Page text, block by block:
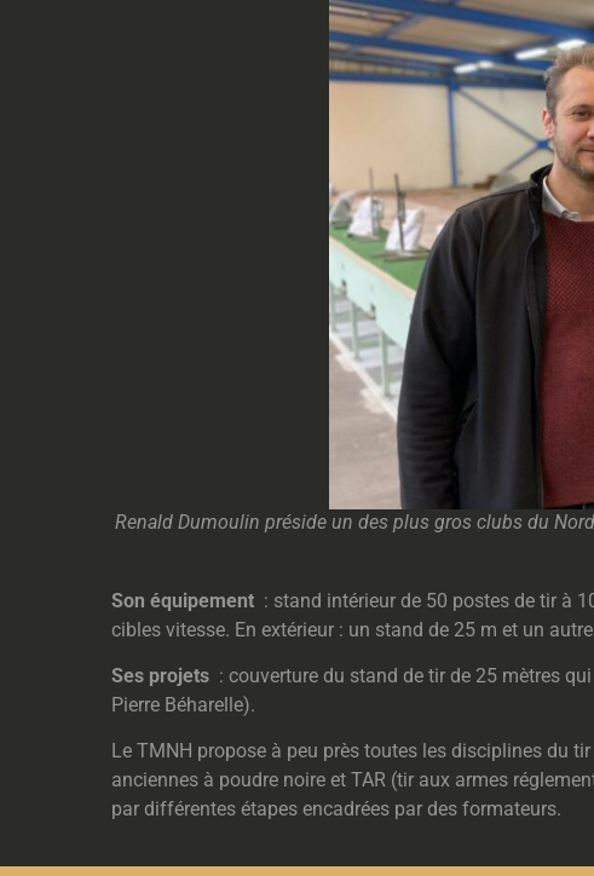
Renald Dumoulin préside un des plus gros clubs du
Son équipement : stand intérieur de 50 postes de tir à
cibles vitesse. En extérieur : un stand de 25 m et un
Ses projets : couverture du stand de tir de 25 mètres
Pierre Béharelle).
Le TMNH propose à peu près toutes les disciplines du
anciennes à poudre noire et TAR (tir aux armes
par différentes étapes encadrées par des formateurs.